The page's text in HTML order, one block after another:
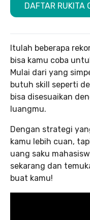
DAFTAR RUKITA
Itulah beberapa
bisa kamu coba
Mulai dari yang
butuh skill seperti
bisa disesuaikan
luangmu.
Dengan strategi
kamu lebih cuan,
uang saku
sekarang dan
buat kamu!